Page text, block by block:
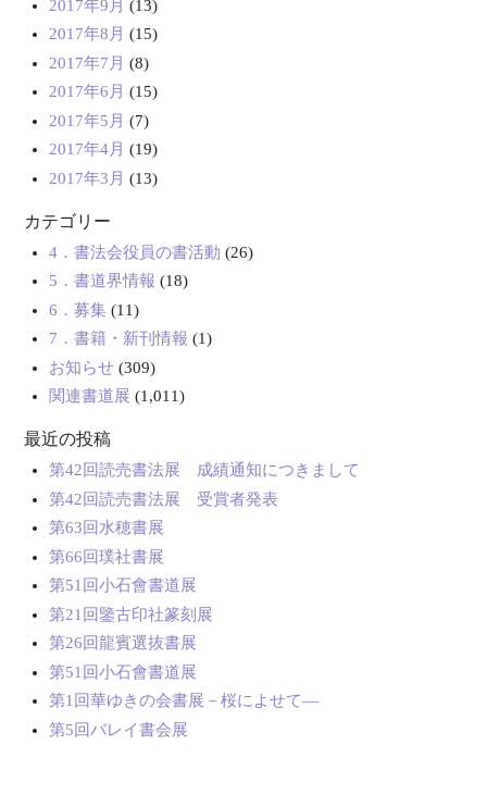
2017年9月 (13)
2017年8月 (15)
2017年7月 (8)
2017年6月 (15)
2017年5月 (7)
2017年4月 (19)
2017年3月 (13)
カテゴリー
4．書法会役員の書活動 (26)
5．書道界情報 (18)
6．募集(11)
7．書籍・新刊情報 (1)
お知らせ(309)
関連書道展 (1,011)
最近の投稿
第42回読売書法展 成績通知につきまして
第42回読売書法展 受賞者発表
第63回水穂書展
第66回璞社書展
第51回小石會書道展
第21回鑒古印社篆刻展
第26回龍賓選抜書展
第51回小石會書道展
第1回華ゆきの会書展－桜によせて―
第5回バレイ書会展